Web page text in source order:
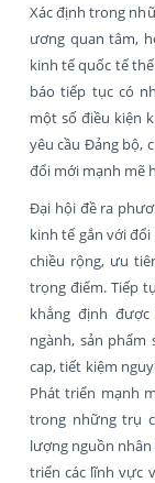
Xác định trong
ương quan tâm,
kinh tế quốc tế
báo tiếp tục có
một số điều kiện
yêu cầu Đảng bộ,
đổi mới mạnh mẽ
Đại hội đề ra
kinh tế gắn với
chiều rộng, ưu
trọng điểm. Tiếp
khẳng định
ngành, sản
cap, tiết kiệm
Phát triển mạnh
trong những trụ
lượng nguồn
triển các lĩnh vực